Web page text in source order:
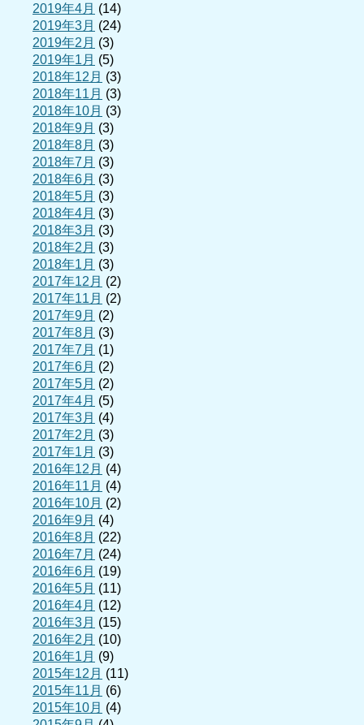
2019年4月 (14)
2019年3月 (24)
2019年2月 (3)
2019年1月 (5)
2018年12月 (3)
2018年11月 (3)
2018年10月 (3)
2018年9月 (3)
2018年8月 (3)
2018年7月 (3)
2018年6月 (3)
2018年5月 (3)
2018年4月 (3)
2018年3月 (3)
2018年2月 (3)
2018年1月 (3)
2017年12月 (2)
2017年11月 (2)
2017年9月 (2)
2017年8月 (3)
2017年7月 (1)
2017年6月 (2)
2017年5月 (2)
2017年4月 (5)
2017年3月 (4)
2017年2月 (3)
2017年1月 (3)
2016年12月 (4)
2016年11月 (4)
2016年10月 (2)
2016年9月 (4)
2016年8月 (22)
2016年7月 (24)
2016年6月 (19)
2016年5月 (11)
2016年4月 (12)
2016年3月 (15)
2016年2月 (10)
2016年1月 (9)
2015年12月 (11)
2015年11月 (6)
2015年10月 (4)